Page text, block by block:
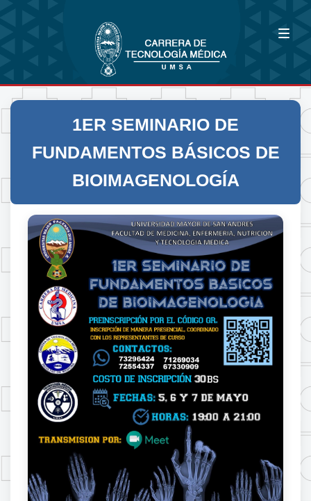
1ER SEMINARIO DE
FUNDAMENTOS BÁSICOS DE
BIOIMAGENOLOGÍA